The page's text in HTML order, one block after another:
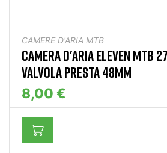
CAMERE D'ARIA MTB
CAMERA D'ARIA ELEVEN MTB
VALVOLA PRESTA 48MM
8,00 €